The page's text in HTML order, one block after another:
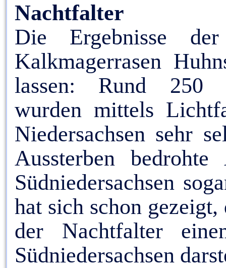
Nachtfalter
Die Ergebnisse
Kalkmagerrasen
lassen: Rund 250
wurden mittels
Niedersachsen sehr
Aussterben
Südniedersachsen
hat sich schon
der Nachtfalter
Südniedersachsen